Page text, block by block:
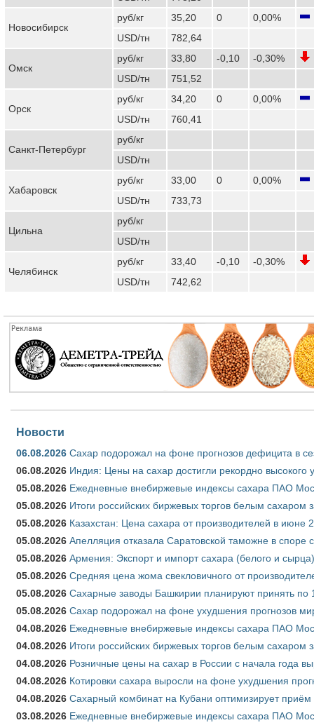
Новосибирск
руб/кг 35,20 0
0,00%
USD/тн
782,64
Омск
руб/кг 33,80 -0,10
-0,30%
USD/тн
751,52
Орск
руб/кг 34,20 0
0,00%
USD/тн
760,41
Санкт-Петербург
руб/кг
USD/тн
Хабаровск
руб/кг 33,00 0
0,00%
USD/тн
733,73
Цильна
руб/кг
USD/тн
Челябинск
руб/кг 33,40 -0,10
-0,30%
USD/тн
742,62
Новости
06.08.2026 Сахар подорожал на фоне прогнозов дефицита в
06.08.2026 Индия: Цены на сахар достигли рекордно высокого
05.08.2026 Ежедневные внебиржевые индексы сахара ПАО
05.08.2026 Итоги российских биржевых торгов белым сахаром
05.08.2026 Казахстан: Цена сахара от производителей в июне
05.08.2026 Апелляция отказала Саратовской таможне в
05.08.2026 Армения: Экспорт и импорт сахара (белого и
05.08.2026 Средняя цена жома свекловичного от
05.08.2026 Сахарные заводы Башкирии планируют принять по
05.08.2026 Сахар подорожал на фоне ухудшения прогнозов
04.08.2026 Ежедневные внебиржевые индексы сахара ПАО
04.08.2026 Итоги российских биржевых торгов белым сахаром
04.08.2026 Розничные цены на сахар в России с начала года
04.08.2026 Котировки сахара выросли на фоне ухудшения
04.08.2026 Сахарный комбинат на Кубани оптимизирует приём
03.08.2026 Ежедневные внебиржевые индексы сахара ПАО